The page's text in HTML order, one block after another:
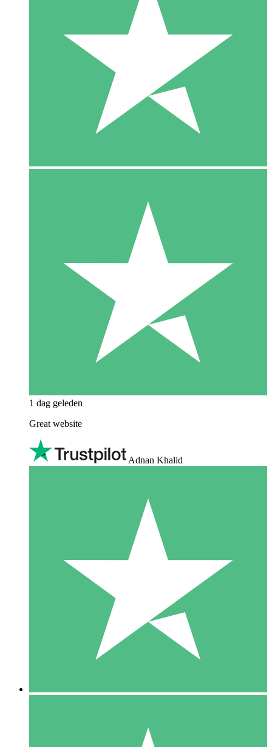
1 dag geleden
Great website
Adnan Khalid